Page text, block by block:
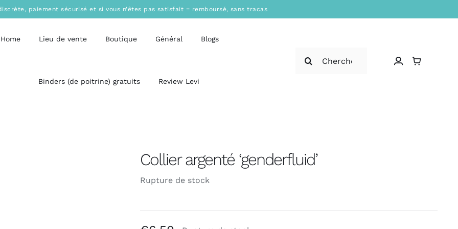
paiement sécurisé et si vous n’êtes pas satisfait = remboursé, sans tracas
Home Lieu de vente Boutique Général Blogs
Binders (de poitrine) gratuits Review Levi
Collier argenté ‘genderfluid’
Rupture de stock